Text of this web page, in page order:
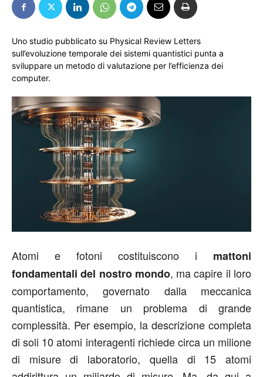
Uno studio pubblicato su Physical Review Letters
sull’evoluzione temporale dei sistemi quantistici punta a
sviluppare un metodo di valutazione per l’efficienza dei
computer.
Atomi e fotoni costituiscono i mattoni
fondamentali del nostro mondo, ma capire il loro
comportamento, governato dalla meccanica
quantistica, rimane un problema di grande
complessità. Per esempio, la descrizione completa
di soli 10 atomi interagenti richiede circa un milione
di misure di laboratorio, quella di 15 atomi